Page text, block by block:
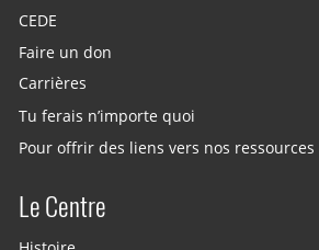
CEDE
Faire un don
Carrières
Tu ferais n’importe quoi
Pour offrir des liens vers nos ressources
Le Centre